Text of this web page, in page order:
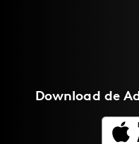
Download de